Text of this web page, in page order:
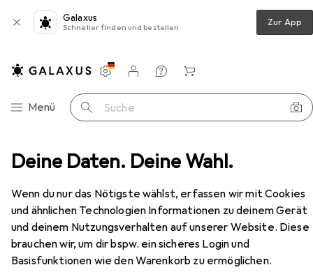
Deine Daten. Deine Wahl.
Wenn du nur das Nötigste wählst, erfassen wir mit Cookies
und ähnlichen Technologien Informationen zu deinem Gerät
und deinem Nutzungsverhalten auf unserer Website. Diese
brauchen wir, um dir bspw. ein sicheres Login und
Basisfunktionen wie den Warenkorb zu ermöglichen.
Galaxus
Schneller finden und bestellen Zur App
Navigation nach Kategorien
Menü Suche
Einstellungen
Kundenkonto
Vergleichslisten
Merklisten
Warenkorb
+ Veloschläuche Veloreifen Hutchinson Gila
EUR
44,78
Hutchinson Gila
26 x 2.10